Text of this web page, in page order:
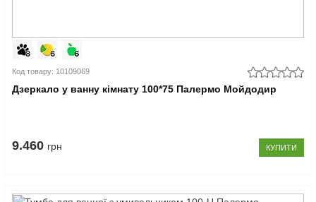
Код товару: 10109069
Дзеркало у ванну кімнату 100*75 Палермо Мойдодир
9.460 грн КУПИТИ